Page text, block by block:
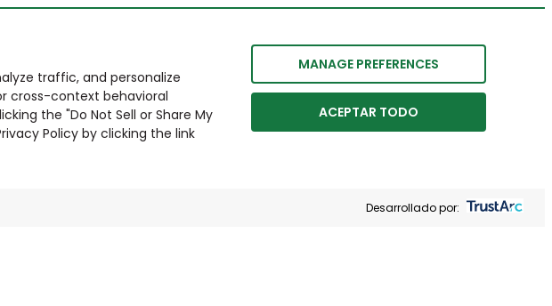
traffic, and personalize
cross-context behavioral
the "Do Not Sell or Share My
Policy by clicking the link
MANAGE PREFERENCES
ACEPTAR TODO
Desarrollado por: